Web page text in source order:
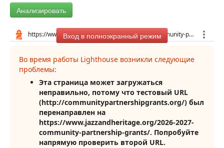
Анализировать
Вход в полноэкранный режим